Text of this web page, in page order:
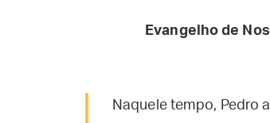
Evangelho de
Naquele tempo, Pedro